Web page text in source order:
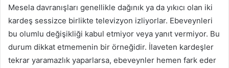
Mesela davranışları genellikle dağınık ya da yıkıcı olan iki
kardeş sessizce birlikte televizyon izliyorlar. Ebeveynleri
bu olumlu değişikliği kabul etmiyor veya yanıt vermiyor. Bu
durum dikkat etmemenin bir örneğidir. İlaveten kardeşler
tekrar yaramazlık yaparlarsa, ebeveynler hemen fark eder